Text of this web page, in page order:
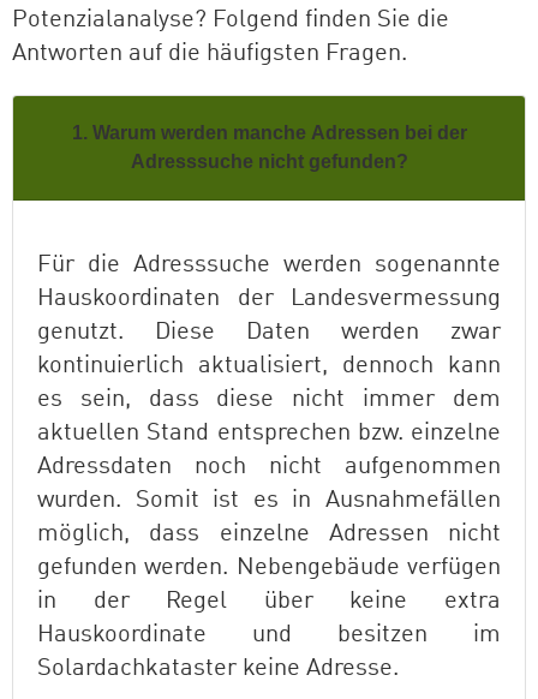
Potenzialanalyse? Folgend finden Sie die
Antworten auf die häufigsten Fragen.
1. Warum werden manche Adressen bei der
Adresssuche nicht gefunden?
Für die Adresssuche werden sogenannte
Hauskoordinaten der Landesvermessung
genutzt. Diese Daten werden zwar
kontinuierlich aktualisiert, dennoch kann
es sein, dass diese nicht immer dem
aktuellen Stand entsprechen bzw. einzelne
Adressdaten noch nicht aufgenommen
wurden. Somit ist es in Ausnahmefällen
möglich, dass einzelne Adressen nicht
gefunden werden. Nebengebäude verfügen
in der Regel über keine extra
Hauskoordinate und besitzen im
Solardachkataster keine Adresse.